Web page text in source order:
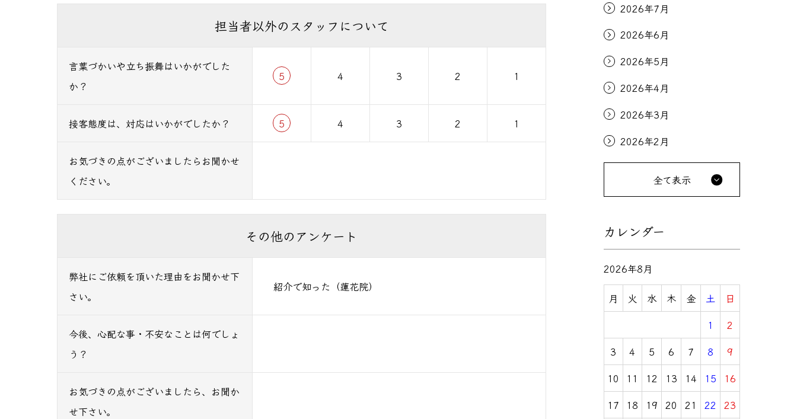
担当者以外のスタッフについて
言葉づかいや立ち振舞はいかがでした
か？
5 4 3 2 1
接客態度は、対応はいかがでしたか？ 5 4 3 2 1
お気づきの点がございましたらお聞かせ
ください。
その他のアンケート
弊社にご依頼を頂いた理由をお聞かせ下
さい。
紹介で知った（蓮花院）
今後、心配な事・不安なことは何でしょ
う？
お気づきの点がございましたら、お聞か
せ下さい。
2026年7月
2026年6月
2026年5月
2026年4月
2026年3月
2026年2月
全て表示
カレンダー
2026年8月
月 火 水 木 金 土
日
1
2
3
4 5 6 7 8
9
10
11 12 13 14 15
16
17
18 19 20 21 22
23